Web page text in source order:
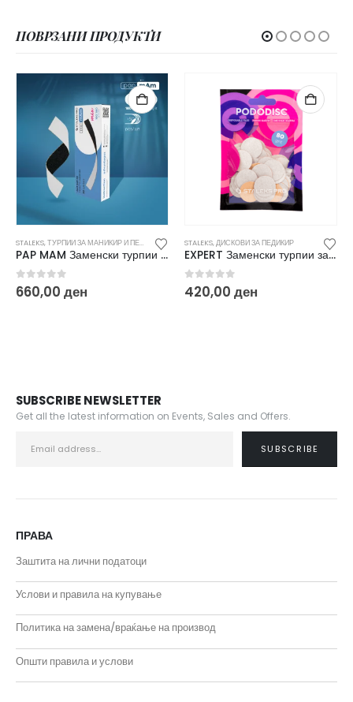
ПОВРЗАНИ ПРОДУКТИ
STALEKS,ТУРПИИ ЗА МАНИКИР И ПЕДИКИР И ЗАМЕНСКИ ДОДАТОЦИ
PAP MAM Заменски турпии Mix(100/180) 50/1 DFCEMix-22-100/180
out of 5
660,00ден
STALEKS,ДИСКОВИ ЗА ПЕДИКИР
EXPERT Заменски турпии за дискови за педикир М 80 (50/1) PDF-20-80W
out of 5
420,00ден
SUBSCRIBE NEWSLETTER
Get all the latest information on Events, Sales and Offers.
ПРАВА
Заштита на лични податоци
Услови и правила на купување
Политика на замена/враќање на производ
Општи правила и услови